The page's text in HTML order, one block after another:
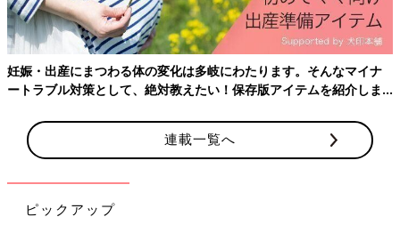
メ*****さん
やばいやばいやばい外食三昧😇😇😇しゃぶしゃぶ行くことにな
ってしまった‥お野菜メインで行こう‥‥外食多くなってしまって
る人います？.....
💬 8
♥5
出産で入院ってなった時のために主人の夜ご飯(メインと副菜)を
妊娠・出産にまつわる体の変化は多岐にわたります。そんなマイナ
ートラブル対策として、絶対教えたい！保存版アイテムを紹介しま
連載一覧へ
ピックアップ